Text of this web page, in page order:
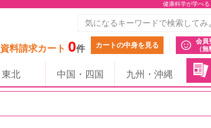
健康科学が学べ
資料請求カート 0件 カートの中身を見る
会員
（無
東北 中国・四国 九州・沖縄